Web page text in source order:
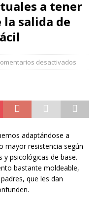
a tener
salida de
desactivados
adaptándose a
mayor resistencia según
y psicológicas de base.
bastante moldeable,
que les dan